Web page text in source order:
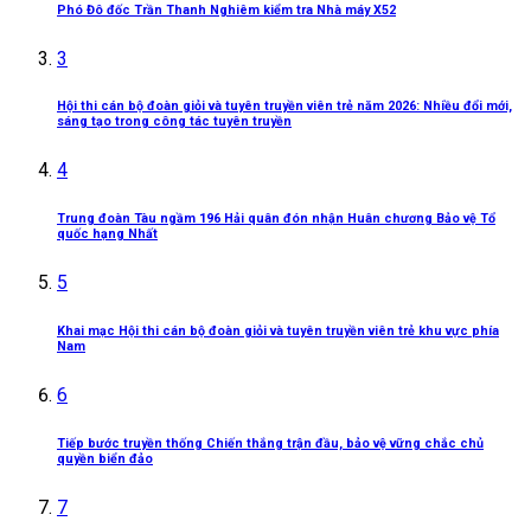
Phó Đô đốc Trần Thanh Nghiêm kiểm tra Nhà máy X52
3
Hội thi cán bộ đoàn giỏi và tuyên truyền viên trẻ năm 2026: Nhiều đổi mới,
sáng tạo trong công tác tuyên truyền
4
Trung đoàn Tàu ngầm 196 Hải quân đón nhận Huân chương Bảo vệ Tổ
quốc hạng Nhất
5
Khai mạc Hội thi cán bộ đoàn giỏi và tuyên truyền viên trẻ khu vực phía
Nam
6
Tiếp bước truyền thống Chiến thắng trận đầu, bảo vệ vững chắc chủ
quyền biển đảo
7